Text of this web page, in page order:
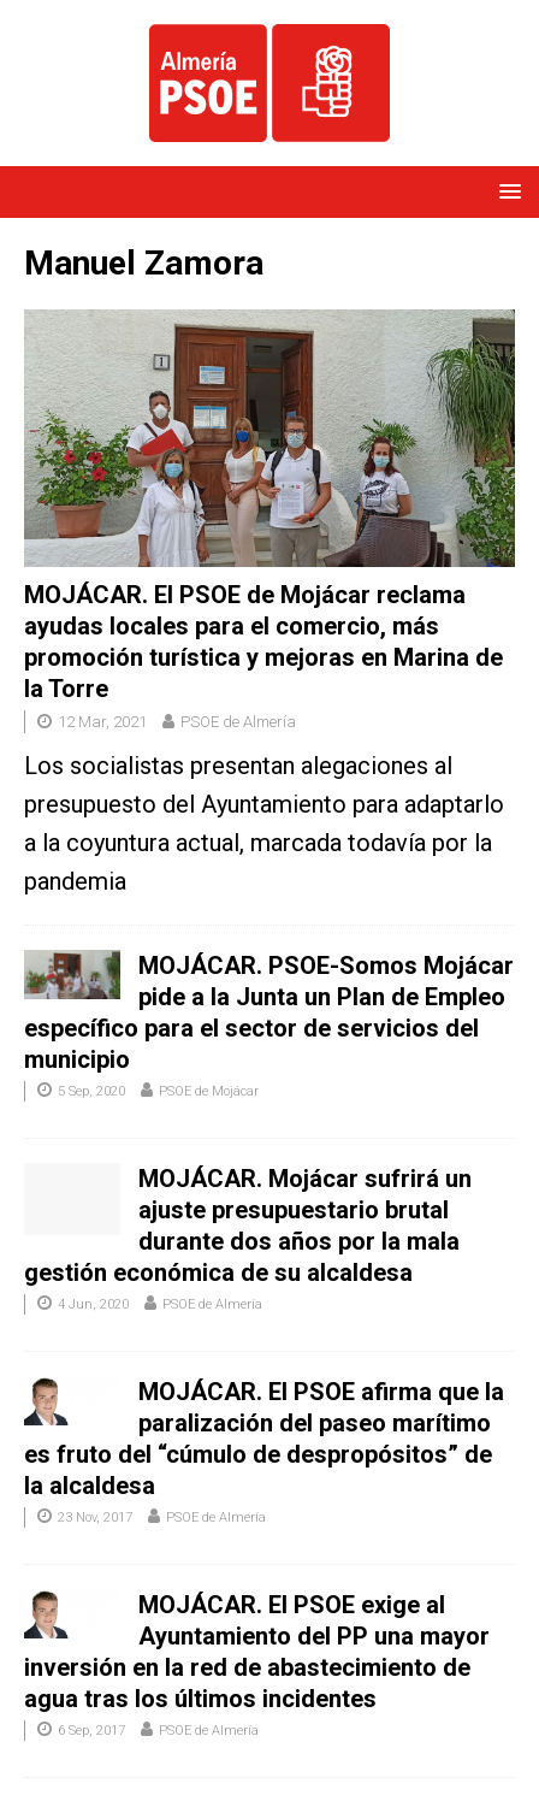
Manuel Zamora
MOJÁCAR. El PSOE de Mojácar reclama
ayudas locales para el comercio, más
promoción turística y mejoras en Marina de
la Torre
12 Mar, 2021 PSOE de Almería
Los socialistas presentan alegaciones al
presupuesto del Ayuntamiento para adaptarlo
a la coyuntura actual, marcada todavía por la
pandemia
MOJÁCAR. PSOE-Somos Mojácar
pide a la Junta un Plan de Empleo
específico para el sector de servicios del
municipio
5 Sep, 2020 PSOE de Mojácar
MOJÁCAR. Mojácar sufrirá un
ajuste presupuestario brutal
durante dos años por la mala
gestión económica de su alcaldesa
4 Jun, 2020 PSOE de Almería
MOJÁCAR. El PSOE afirma que la
paralización del paseo marítimo
es fruto del “cúmulo de despropósitos” de
la alcaldesa
23 Nov, 2017 PSOE de Almería
MOJÁCAR. El PSOE exige al
Ayuntamiento del PP una mayor
inversión en la red de abastecimiento de
agua tras los últimos incidentes
6 Sep, 2017 PSOE de Almería